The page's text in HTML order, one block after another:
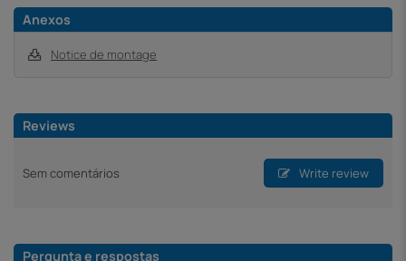
Anexos
Notice de montage
Reviews
Sem comentários Write review
Pergunta e respostas